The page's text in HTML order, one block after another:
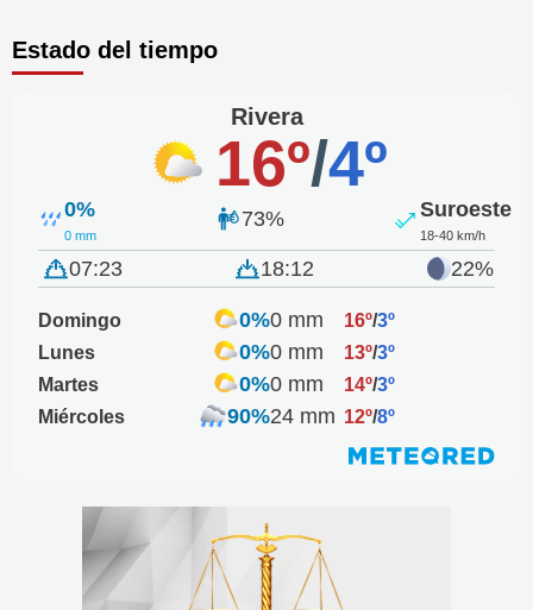
Estado del tiempo
Rivera
16º/4º
0%
0 mm
73% Suroeste
18-40 km/h
07:23 18:12 22%
Domingo 0%0 mm 16º/3º
Lunes
0%0 mm 13º/3º
Martes
0%0 mm 14º/3º
Miércoles
90%24 mm 12º/8º